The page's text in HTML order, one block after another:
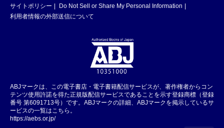
サイトポリシー
Do Not Sell or Share My Personal Information
利用者情報の外部送信について
ABJマークは、この電子書店・電子書籍配信サービスが、著作権者からコン
テンツ使用許諾を得た正規版配信サービスであることを示す登録商標（登録
番号 第6091713号）です。ABJマークの詳細、ABJマークを掲示しているサ
ービスの一覧はこちら。
https://aebs.or.jp/